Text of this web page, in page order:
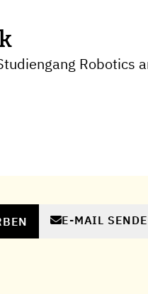
Robotics
E-MAIL